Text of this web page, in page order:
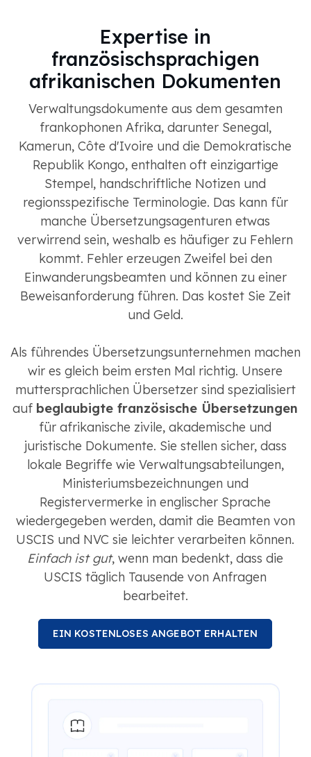
Expertise in
französischsprachigen
afrikanischen Dokumenten
Verwaltungsdokumente aus dem gesamten
frankophonen Afrika, darunter Senegal,
Kamerun, Côte d'Ivoire und die Demokratische
Republik Kongo, enthalten oft einzigartige
Stempel, handschriftliche Notizen und
regionsspezifische Terminologie. Das kann für
manche Übersetzungsagenturen etwas
verwirrend sein, weshalb es häufiger zu Fehlern
kommt. Fehler erzeugen Zweifel bei den
Einwanderungsbeamten und können zu einer
Beweisanforderung führen. Das kostet Sie Zeit
und Geld.
Als führendes Übersetzungsunternehmen machen
wir es gleich beim ersten Mal richtig. Unsere
muttersprachlichen Übersetzer sind spezialisiert
auf beglaubigte französische Übersetzungen
für afrikanische zivile, akademische und
juristische Dokumente. Sie stellen sicher, dass
lokale Begriffe wie Verwaltungsabteilungen,
Ministeriumsbezeichnungen und
Registervermerke in englischer Sprache
wiedergegeben werden, damit die Beamten von
USCIS und NVC sie leichter verarbeiten können.
Einfach ist gut, wenn man bedenkt, dass die
USCIS täglich Tausende von Anfragen
bearbeitet.
EIN KOSTENLOSES ANGEBOT ERHALTEN